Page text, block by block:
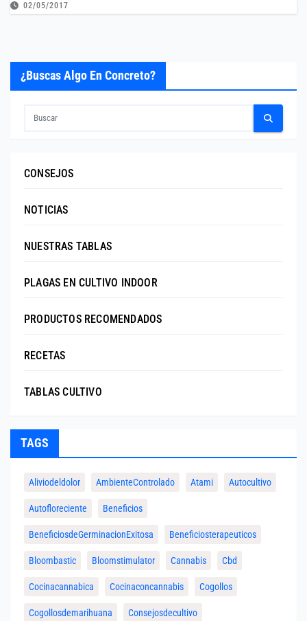
02/05/2017
¿Buscas Algo En Concreto?
CONSEJOS
NOTICIAS
NUESTRAS TABLAS
PLAGAS EN CULTIVO INDOOR
PRODUCTOS RECOMENDADOS
RECETAS
TABLAS CULTIVO
TAGS
Aliviodeldolor AmbienteControlado Atami Autocultivo
Autofloreciente Beneficios
BeneficiosdeGerminacionExitosa Beneficiosterapeuticos
Bloombastic Bloomstimulator Cannabis Cbd
Cocinacannabica Cocinaconcannabis Cogollos
Cogollosdemarihuana Consejosdecultivo